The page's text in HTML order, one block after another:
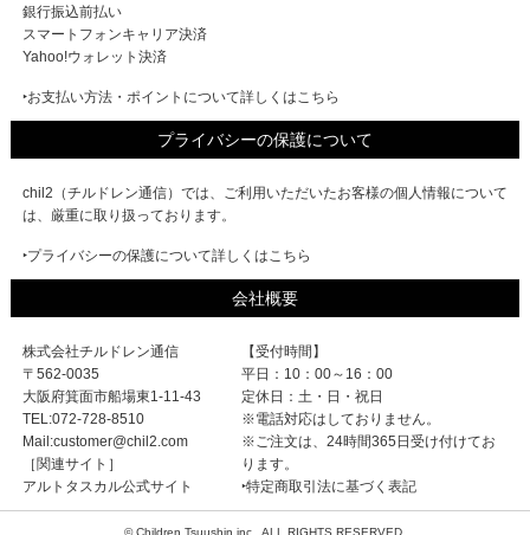
銀行振込前払い
スマートフォンキャリア決済
Yahoo!ウォレット決済
‣お支払い方法・ポイントについて詳しくはこちら
プライバシーの保護について
chil2（チルドレン通信）では、ご利用いただいたお客様の個人情報について
は、厳重に取り扱っております。
‣プライバシーの保護について詳しくはこちら
会社概要
株式会社チルドレン通信
〒562-0035
大阪府箕面市船場東1-11-43
TEL:072-728-8510
Mail:customer@chil2.com
［関連サイト］
アルトタスカル公式サイト
【受付時間】
平日：10：00～16：00
定休日：土・日・祝日
※電話対応はしておりません。
※ご注文は、24時間365日受け付けてお
ります。
‣特定商取引法に基づく表記
© Children Tsuushin inc.. ALL RIGHTS RESERVED.